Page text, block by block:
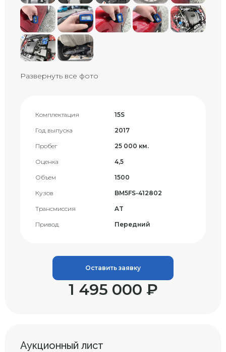
Развернуть все фото
Комплектация 15S
Год выпуска 2017
Пробег 25 000 км.
Оценка 4,5
Объем 1500
Кузов BM5FS-412802
Трансмиссия AT
Привод Передний
Оставить заявку
1 495 000 ₽
Аукционный лист